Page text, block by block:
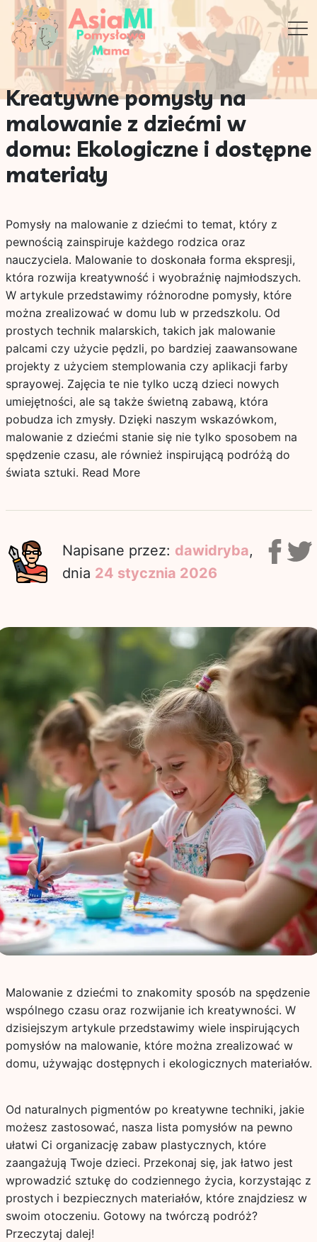
Kreatywne pomysły na
malowanie z dziećmi w
domu: Ekologiczne i dostępne
materiały
Pomysły na malowanie z dziećmi to temat, który z
pewnością zainspiruje każdego rodzica oraz
nauczyciela. Malowanie to doskonała forma ekspresji,
która rozwija kreatywność i wyobraźnię najmłodszych.
W artykule przedstawimy różnorodne pomysły, które
można zrealizować w domu lub w przedszkolu. Od
prostych technik malarskich, takich jak malowanie
palcami czy użycie pędzli, po bardziej zaawansowane
projekty z użyciem stemplowania czy aplikacji farby
sprayowej. Zajęcia te nie tylko uczą dzieci nowych
umiejętności, ale są także świetną zabawą, która
pobudza ich zmysły. Dzięki naszym wskazówkom,
malowanie z dziećmi stanie się nie tylko sposobem na
spędzenie czasu, ale również inspirującą podróżą do
świata sztuki. Read More
Napisane przez: dawidryba,
dnia 24 stycznia 2026
Malowanie z dziećmi to znakomity sposób na spędzenie
wspólnego czasu oraz rozwijanie ich kreatywności. W
dzisiejszym artykule przedstawimy wiele inspirujących
pomysłów na malowanie, które można zrealizować w
domu, używając dostępnych i ekologicznych materiałów.
Od naturalnych pigmentów po kreatywne techniki, jakie
możesz zastosować, nasza lista pomysłów na pewno
ułatwi Ci organizację zabaw plastycznych, które
zaangażują Twoje dzieci. Przekonaj się, jak łatwo jest
wprowadzić sztukę do codziennego życia, korzystając z
prostych i bezpiecznych materiałów, które znajdziesz w
swoim otoczeniu. Gotowy na twórczą podróż?
Przeczytaj dalej!